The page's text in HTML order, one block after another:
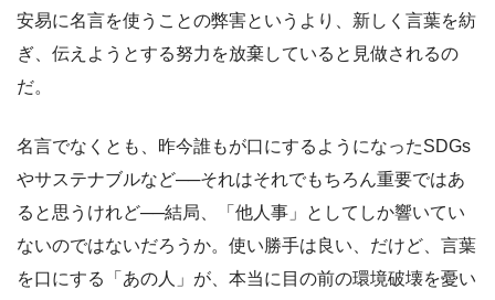
安易に名言を使うことの弊害というより、新しく言葉を紡
ぎ、伝えようとする努力を放棄していると見做されるの
だ。
名言でなくとも、昨今誰もが口にするようになったSDGs
やサステナブルなど──それはそれでもちろん重要ではあ
ると思うけれど──結局、「他人事」としてしか響いてい
ないのではないだろうか。使い勝手は良い、だけど、言葉
を口にする「あの人」が、本当に目の前の環境破壊を憂い